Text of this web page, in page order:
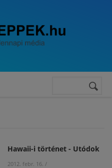
Keresés
Hawaii-i történet - Utódok
2012. febr. 16. /